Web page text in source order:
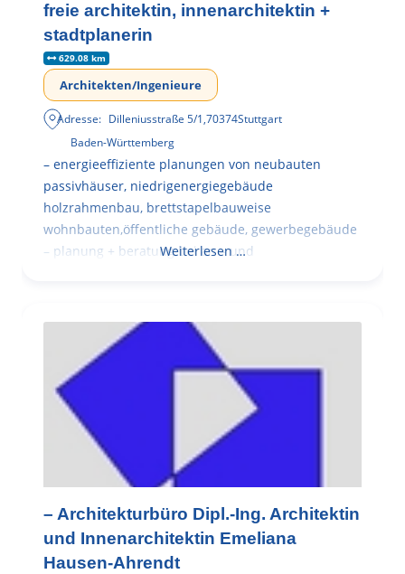
freie architektin, innenarchitektin +
stadtplanerin
629.08 km
Architekten/Ingenieure
Adresse: Dilleniusstraße 5/1,70374Stuttgart
Baden-Württemberg
– energieeffiziente planungen von neubauten
passivhäuser, niedrigenergiegebäude
holzrahmenbau, brettstapelbauweise
wohnbauten,öffentliche gebäude, gewerbegebäude
– planung + beratung bei an – und
Weiterlesen …
– Architekturbüro Dipl.-Ing. Architektin
und Innenarchitektin Emeliana
Hausen-Ahrendt